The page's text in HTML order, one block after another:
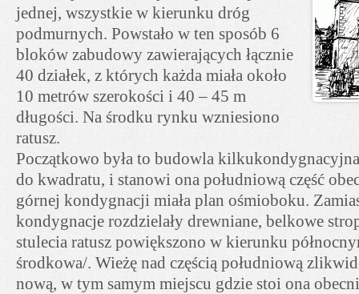
jednej, wszystkie w kierunku dróg
podmurnych. Powstało w ten sposób 6
bloków zabudowy zawierających łącznie
40 działek, z których każda miała około
10 metrów szerokości i 40 – 45 m
długości. Na środku rynku wzniesiono
ratusz.
Początkowo była to budowla
do kwadratu, i stanowi ona południową część
górnej kondygnacji miała plan ośmioboku.
kondygnacje rozdzielały drewniane, belkowe
stulecia ratusz powiększono w kierunku
środkowa/. Wieżę nad częścią południową
nową, w tym samym miejscu gdzie stoi ona